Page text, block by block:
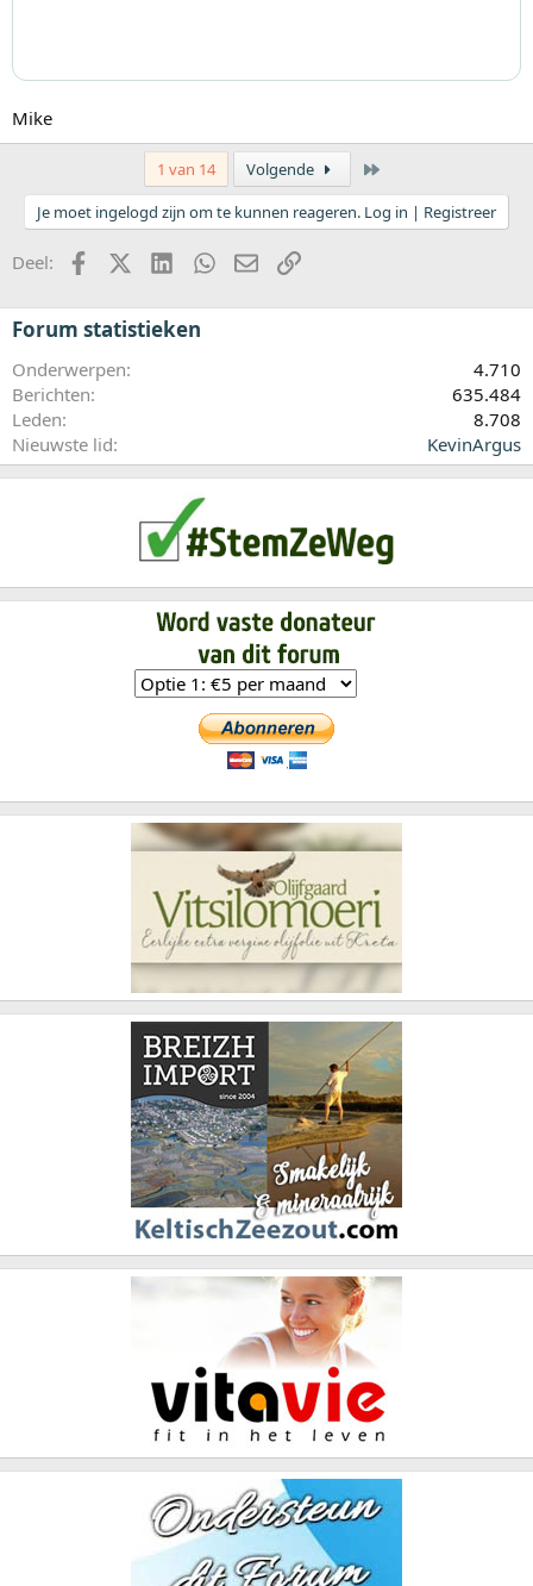
Mike
1 van 14 Volgende
Je moet ingelogd zijn om te kunnen reageren. Log in | Registreer
Deel: FacebookX (Twitter)LinkedInWhatsApp
E-mailkoppeling
Forum statistieken
Onderwerpen
4.710
Berichten
635.484
Leden
8.708
Nieuwste lid
KevinArgus